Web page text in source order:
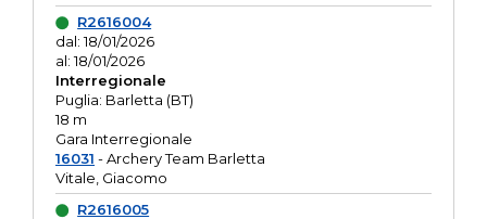
R2616004
dal: 18/01/2026
al: 18/01/2026
Interregionale
Puglia: Barletta (BT)
18 m
Gara Interregionale
16031 - Archery Team Barletta
Vitale, Giacomo
R2616005